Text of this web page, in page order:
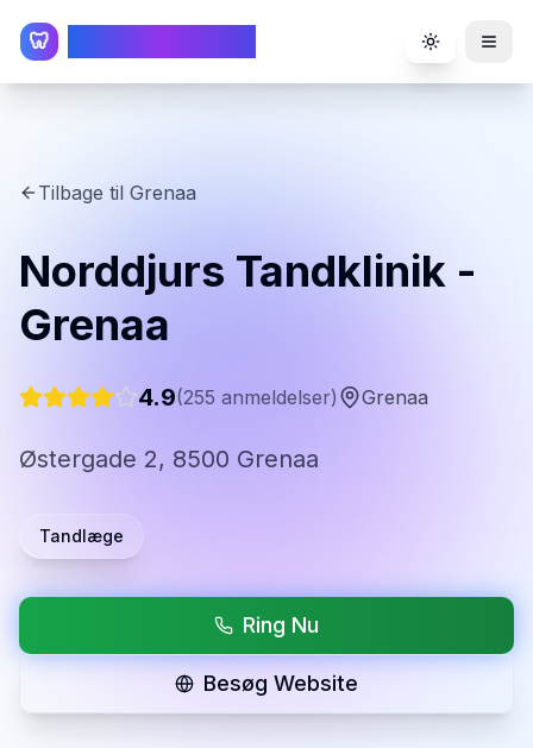
🦷 Toggle
Tilbage til Grenaa
Norddjurs Tandklinik -
Grenaa
4.9(255 anmeldelser) Grenaa
Østergade 2, 8500 Grenaa
Tandlæge
Ring Nu
Besøg Website